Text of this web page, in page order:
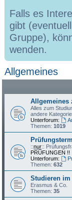
Falls es
gibt
Gruppe),
wenden.
Allgemeines
Allgemeines
Alles zum
andere
Unterforum:
Themen:1019
::nur::
PRÜFUNGEN !!
Unterforum:
Themen:632
Studieren im
Erasmus & Co.
Themen:35